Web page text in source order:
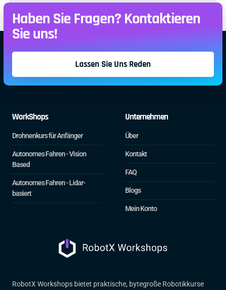
Haben Sie Fragen? Kontaktieren
Sie uns!
Lassen Sie Uns Reden
WorkShops
Drohnenkurs für Anfänger
Autonomes Fahren - Vision
Based
Autonomes Fahren - Lidar-
basiert
Unternehmen
Über
Kontakt
FAQ
Blogs
Mein Konto
RobotX Workshops bietet praktische, bytegroße Robotikkurse